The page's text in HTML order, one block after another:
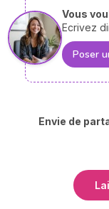
Vous
Ecrivez
Poser
Envie de